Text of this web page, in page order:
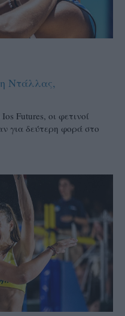
Ντάλλας,
Futures, οι φετινοί
για δεύτερη φορά στο